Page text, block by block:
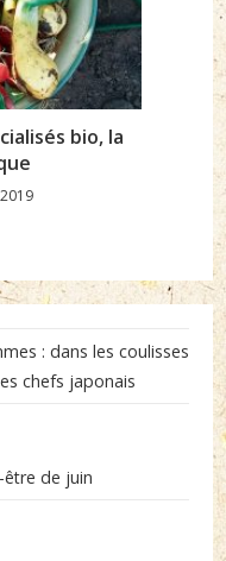
bio, la
: dans les coulisses
chefs japonais
de juin